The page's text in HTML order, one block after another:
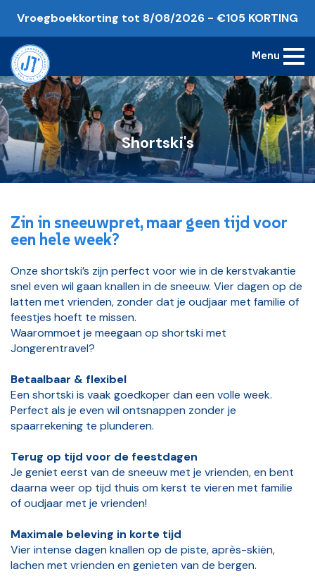
Vroegboekkorting tot 8/08/2026 - €105 KORTING
Menu
Shortski's
Zin in sneeuwpret, maar geen tijd voor
een hele week?
Onze shortski’s zijn perfect voor wie in de kerstvakantie
snel even wil gaan knallen in de sneeuw. Vier dagen op de
latten met vrienden, zonder dat je oudjaar met familie of
feestjes hoeft te missen.
Waarommoet je meegaan op shortski met
Jongerentravel?
Betaalbaar & flexibel
Een shortski is vaak goedkoper dan een volle week.
Perfect als je even wil ontsnappen zonder je
spaarrekening te plunderen.
Terug op tijd voor de feestdagen
Je geniet eerst van de sneeuw met je vrienden, en bent
daarna weer op tijd thuis om kerst te vieren met familie
of oudjaar met je vrienden!
Maximale beleving in korte tijd
Vier intense dagen knallen op de piste, après-skiën,
lachen met vrienden en genieten van de bergen.